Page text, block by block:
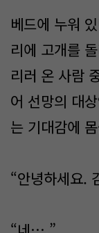
베드에 누워
리에 고개를
리러 온 사람
어 선망의 대
는 기대감에
“안녕하세요.